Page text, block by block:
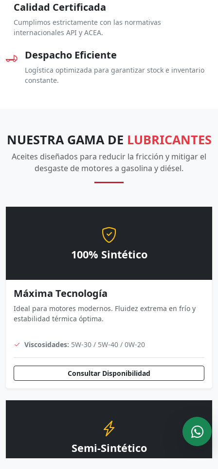
Calidad Certificada
Cumplimos estrictamente con las normativas
internacionales API y ACEA.
Despacho Eficiente
Logística optimizada para garantizar stock e inventario
constante.
NUESTRA GAMA DE LUBRICANTES
Aceites diseñados para reducir la fricción y mitigar el
desgaste de motores a gasolina y diésel.
100% Sintético
Máxima Tecnología
Ideal para motores modernos. Fluidez extrema en frío y
estabilidad térmica óptima.
Viscosidades: 5W-30 / 5W-40 / 0W-20
Consultar Disponibilidad
Semi-Sintético